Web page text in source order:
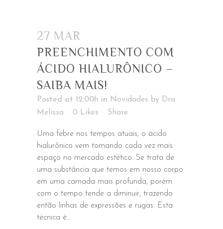
27 MAR
PREENCHIMENTO COM
ÁCIDO HIALURÔNICO –
SAIBA MAIS!
Posted at 12:00h in Novidades by Dra
Melissa
0 Likes Share
Uma febre nos tempos atuais, o ácido
hialurônico vem tomando cada vez mais
espaço no mercado estético. Se trata de
uma substância que temos em nosso corpo
em uma camada mais profunda, porém
com o tempo tende a diminuir, trazendo
então linhas de expressões e rugas. Esta
técnica é...